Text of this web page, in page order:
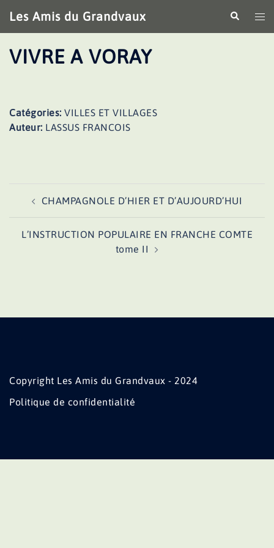
au
contenu
Les Amis du Grandvaux
le
VIVRE A VORAY
Catégories: VILLES ET VILLAGES
Auteur: LASSUS FRANCOIS
d’articleCHAMPAGNOLE D’HIER ET D’AUJOURD’HUI
L’INSTRUCTION POPULAIRE EN FRANCHE COMTE
tome II
Copyright Les Amis du Grandvaux - 2024
Politique de confidentialité